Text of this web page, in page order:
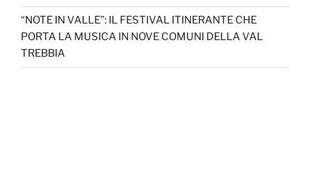
“NOTE IN VALLE”: IL FESTIVAL ITINERANTE CHE
PORTA LA MUSICA IN NOVE COMUNI DELLA VAL
TREBBIA